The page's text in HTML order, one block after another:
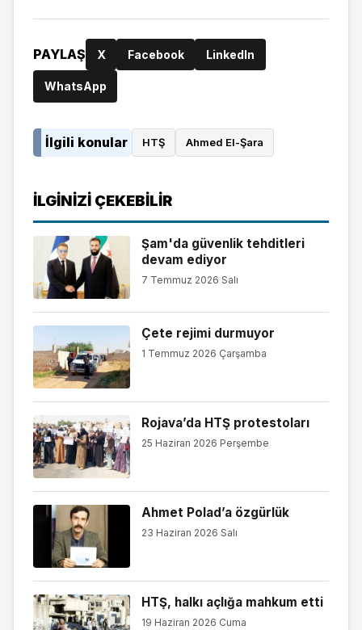
PAYLAŞ X Facebook LinkedIn
WhatsApp
İlgili konular HTŞ Ahmed El-Şara
İLGINIZI ÇEKEBILIR
Şam'da güvenlik tehditleri
devam ediyor
7 Temmuz 2026 Salı
Çete rejimi durmuyor
1 Temmuz 2026 Çarşamba
Rojava’da HTŞ protestoları
25 Haziran 2026 Perşembe
Ahmet Polad’a özgürlük
23 Haziran 2026 Salı
HTŞ, halkı açlığa mahkum etti
19 Haziran 2026 Cuma